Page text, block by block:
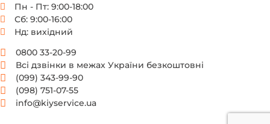
Пн - Пт: 9:00-18:00
Сб: 9:00-16:00
Нд: вихідний
0800 33-20-99
Всі дзвінки в межах України безкоштовні
(099) 343-99-90
(098) 751-07-55
info@kiyservice.ua